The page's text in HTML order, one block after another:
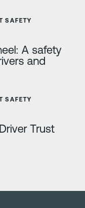
SAFETY
A safety
and
SAFETY
Trust